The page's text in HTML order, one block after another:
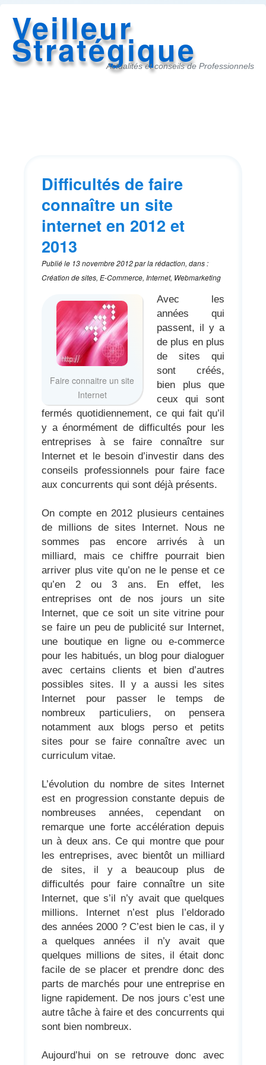
Veilleur
Stratégique
Actualités et conseils de Professionnels
Difficultés de faire
connaître un site
internet en 2012 et
2013
Publié le 13 novembre 2012parla rédaction, dans :
Création de sites, E-Commerce, Internet, Webmarketing
Faire connaitre un site
Internet
Avec les
années qui
passent, il y a
de plus en plus
de sites qui
sont créés,
bien plus que
ceux qui sont
fermés quotidiennement, ce qui fait qu’il
y a énormément de difficultés pour les
entreprises à se faire connaître sur
Internet et le besoin d’investir dans des
conseils professionnels pour faire face
aux concurrents qui sont déjà présents.
On compte en 2012 plusieurs centaines
de millions de sites Internet. Nous ne
sommes pas encore arrivés à un
milliard, mais ce chiffre pourrait bien
arriver plus vite qu’on ne le pense et ce
qu’en 2 ou 3 ans. En effet, les
entreprises ont de nos jours un site
Internet, que ce soit un site vitrine pour
se faire un peu de publicité sur Internet,
une boutique en ligne ou e-commerce
pour les habitués, un blog pour dialoguer
avec certains clients et bien d’autres
possibles sites. Il y a aussi les sites
Internet pour passer le temps de
nombreux particuliers, on pensera
notamment aux blogs perso et petits
sites pour se faire connaître avec un
curriculum vitae.
L’évolution du nombre de sites Internet
est en progression constante depuis de
nombreuses années, cependant on
remarque une forte accélération depuis
un à deux ans. Ce qui montre que pour
les entreprises, avec bientôt un milliard
de sites, il y a beaucoup plus de
difficultés pour faire connaître un site
Internet, que s’il n’y avait que quelques
millions. Internet n’est plus l’eldorado
des années 2000 ? C’est bien le cas, il y
a quelques années il n’y avait que
quelques millions de sites, il était donc
facile de se placer et prendre donc des
parts de marchés pour une entreprise en
ligne rapidement. De nos jours c’est une
autre tâche à faire et des concurrents qui
sont bien nombreux.
Aujourd’hui on se retrouve donc avec